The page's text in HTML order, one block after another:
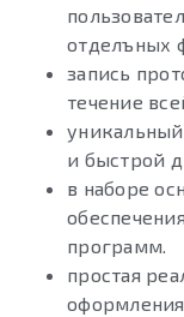
отделъных
запись
течение
и быстрой
в наборе
программ.
простая